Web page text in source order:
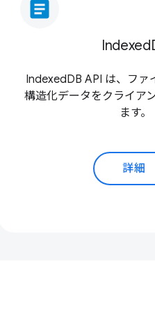
article
IndexedDB API は、ファ
構造化データをクライア
ます。
詳細